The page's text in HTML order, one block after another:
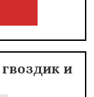
и